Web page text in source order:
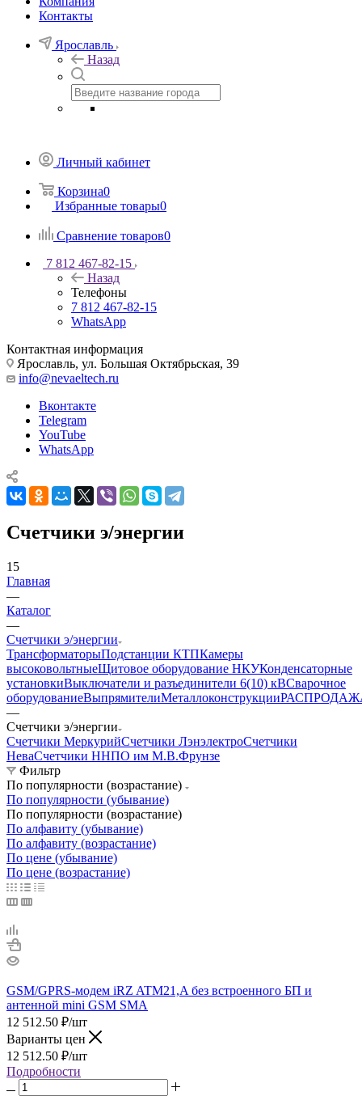
Контакты
Ярославль
Назад
Личный кабинет
Корзина0
Избранные товары0
Сравнение товаров0
7 812 467-82-15
Назад
Телефоны
7 812 467-82-15
WhatsApp
Контактная информация
Ярославль, ул. Большая Октябрьская, 39
info@nevaeltech.ru
Вконтакте
Telegram
YouTube
WhatsApp
Счетчики э/энергии
15
Главная
—
Каталог
—
Счетчики э/энергии
ТрансформаторыПодстанции КТПКамеры
высоковольтныеЩитовое оборудование НКУКонденсаторные
установкиВыключатели и разъединители 6(10) кВСварочное
оборудованиеВыпрямителиМеталлоконструкции
—
Счетчики э/энергии
Счетчики МеркурийСчетчики ЛэнэлектроСчетчики
НеваСчетчики ННПО им М.В.Фрунзе
Фильтр
По популярности (возрастание)
По популярности (убывание)
По популярности (возрастание)
По алфавиту (убывание)
По алфавиту (возрастание)
По цене (убывание)
По цене (возрастание)
GSM/GPRS-модем iRZ ATM21,A без встроенного БП и
антенной mini GSM SMA
12 512.50 ₽/шт
Варианты цен
12 512.50 ₽/шт
Подробности